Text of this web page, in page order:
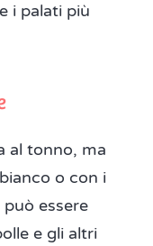
i palati più
al tonno, ma
o con i
essere
e gli altri